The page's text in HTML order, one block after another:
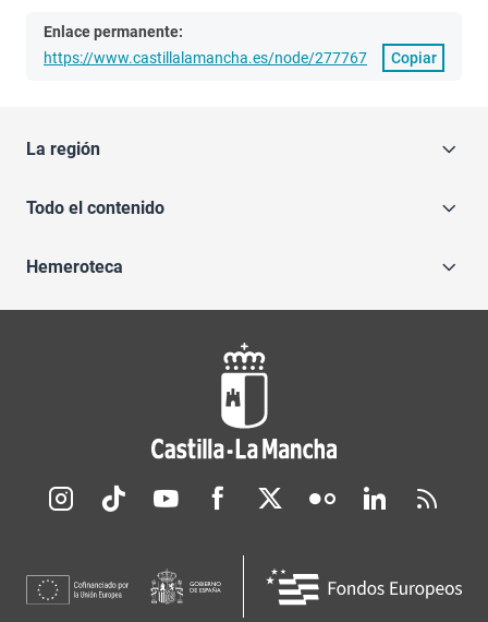
Enlace permanente:
https://www.castillalamancha.es/node/277767
Copiar
La región
Todo el contenido
Hemeroteca
Redes sociales JCCM